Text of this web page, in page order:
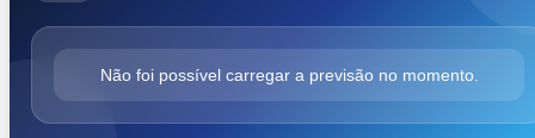
Não foi possível carregar a previsão no momento.